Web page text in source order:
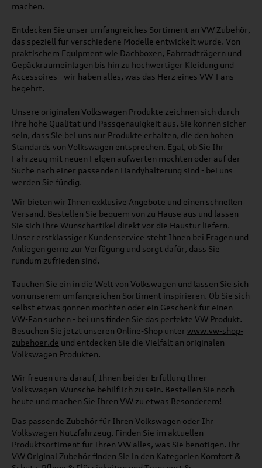
machen.
Entdecken Sie unser umfangreiches Sortiment an VW Zubehör,
das speziell für verschiedene Modelle entwickelt wurde. Von
praktischem Equipment wie Dachboxen, Fahrradträgern und
Gepäckraumeinlagen bis hin zu hochwertiger Kleidung und
Accessoires - wir haben alles, was das Herz eines VW-Fans
begehrt.
Unsere originalen Volkswagen Produkte zeichnen sich durch
ihre hohe Qualität und Passgenauigkeit aus. Sie können sicher
sein, dass Sie bei uns nur Produkte erhalten, die den hohen
Standards von Volkswagen entsprechen. Egal, ob Sie Ihr
Fahrzeug mit neuen Felgen aufwerten möchten oder auf der
Suche nach einer passenden Handyhalterung sind - bei uns
werden Sie fündig.
Wir bieten wir Ihnen exklusive Angebote und einen schnellen
Versand. Bestellen Sie bequem von zu Hause aus und lassen
Sie sich Ihre Wunschartikel direkt vor die Haustür liefern.
Unser erstklassiger Kundenservice steht Ihnen bei Fragen und
Anliegen gerne zur Verfügung und sorgt dafür, dass Sie
rundum zufrieden sind.
Tauchen Sie ein in die Welt von Volkswagen und lassen Sie sich
von unserem umfangreichen Sortiment inspirieren. Ob Sie sich
selbst etwas gönnen möchten oder ein Geschenk für einen
VW-Fan suchen - bei uns finden Sie das perfekte VW Produkt.
Besuchen Sie jetzt unseren Online-Shop unter www.vw-shop-
zubehoer.de und entdecken Sie die Vielfalt an originalen
Volkswagen Produkten.
Wir freuen uns darauf, Ihnen bei der Erfüllung Ihrer
Volkswagen-Wünsche behilflich zu sein. Bestellen Sie noch
heute und machen Sie Ihren VW zu etwas Besonderem!
Das passende Zubehör für Ihren Volkswagen oder Ihr
Volkswagen Nutzfahrzeug. Finden Sie im aktuellen
Produktsortiment für Ihren VW alles, was Sie benötigen. Ihr
VW Original Zubehör finden Sie in den Kategorien Komfort &